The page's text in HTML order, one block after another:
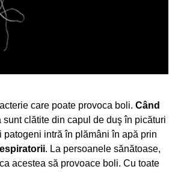
care poate provoca boli. Când
sunt clătite din capul de duş în picături
patogeni intră în plămâni în apă prin
. La persoanele sănătoase,
acestea să provoace boli. Cu toate